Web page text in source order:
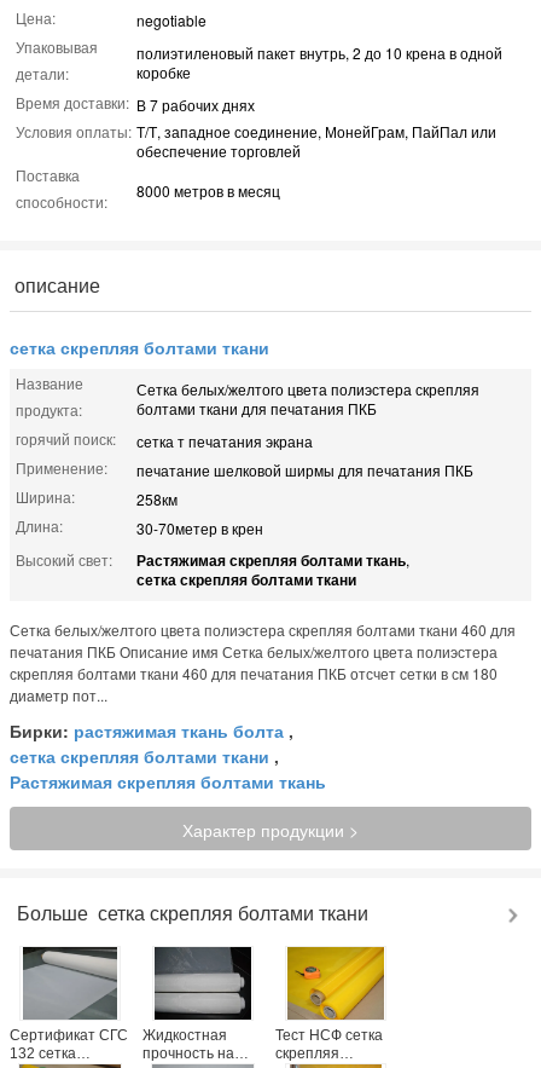
Цена:
negotiable
Упаковывая
детали:
полиэтиленовый пакет внутрь, 2 до 10 крена в одной
коробке
Время доставки: В 7 рабочих днях
Условия оплаты: Т/Т, западное соединение, МонейГрам, ПайПал или
обеспечение торговлей
Поставка
способности:
8000 метров в месяц
описание
сетка скрепляя болтами ткани
Название
продукта:
Сетка белых/желтого цвета полиэстера скрепляя
болтами ткани для печатания ПКБ
горячий поиск:
сетка т печатания экрана
Применение:
печатание шелковой ширмы для печатания ПКБ
Ширина:
258км
Длина:
30-70метер в крен
Высокий свет:
Растяжимая скрепляя болтами ткань,
сетка скрепляя болтами ткани
Сетка белых/желтого цвета полиэстера скрепляя болтами ткани 460 для
печатания ПКБ Описание имя Сетка белых/желтого цвета полиэстера
скрепляя болтами ткани 460 для печатания ПКБ отсчет сетки в см 180
диаметр пот...
Бирки: растяжимая ткань болта ,
сетка скрепляя болтами ткани ,
Растяжимая скрепляя болтами ткань
Характер продукции >
Больше сетка скрепляя болтами ткани
Сертификат СГС
132 сетка
Жидкостная
прочность на
Тест НСФ сетка
скрепляя